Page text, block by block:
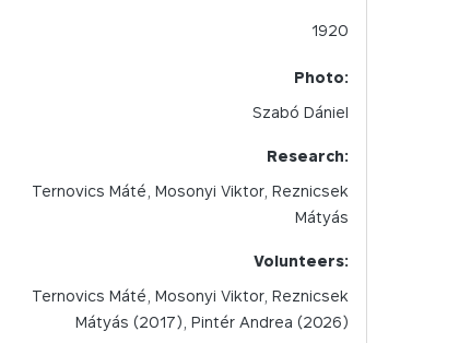
1920
Photo:
Szabó Dániel
Research:
Ternovics Máté, Mosonyi Viktor, Reznicsek
Mátyás
Volunteers:
Ternovics Máté, Mosonyi Viktor, Reznicsek
Mátyás (2017), Pintér Andrea (2026)